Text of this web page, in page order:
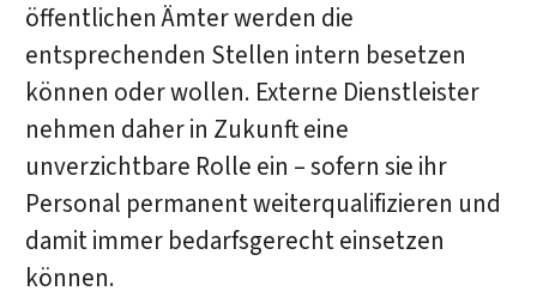
öffentlichen Ämter werden die
entsprechenden Stellen intern besetzen
können oder wollen. Externe Dienstleister
nehmen daher in Zukunft eine
unverzichtbare Rolle ein – sofern sie ihr
Personal permanent weiterqualifizieren und
damit immer bedarfsgerecht einsetzen
können.